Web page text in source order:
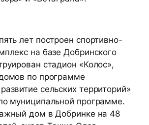
лет построен спортивно-
на базе Добринского
стадион «Колос»,
по программе
сельских территорий»
муниципальной программе.
дом в Добринке на 48